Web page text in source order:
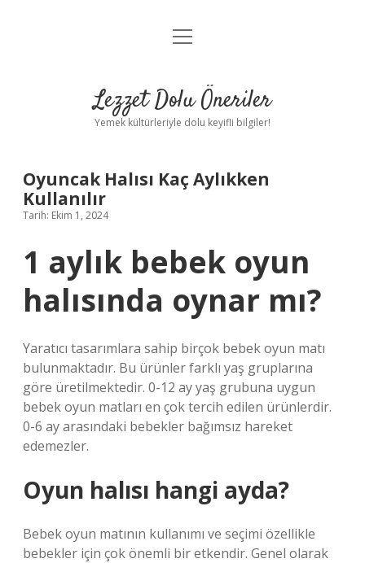
Anasayfa
Yasal Uyarı
menüyü
Lezzet Dolu Öneriler
Yemek kültürleriyle dolu keyifli bilgiler!
Oyuncak Halısı Kaç Aylıkken
Kullanılır
Tarih: Ekim 1, 2024
1 aylık bebek oyun
halısında oynar mı?
Yaratıcı tasarımlara sahip birçok bebek oyun matı
bulunmaktadır. Bu ürünler farklı yaş gruplarına
göre üretilmektedir. 0-12 ay yaş grubuna uygun
bebek oyun matları en çok tercih edilen ürünlerdir.
0-6 ay arasındaki bebekler bağımsız hareket
edemezler.
Oyun halısı hangi ayda?
Bebek oyun matının kullanımı ve seçimi özellikle
bebekler için çok önemli bir etkendir. Genel olarak